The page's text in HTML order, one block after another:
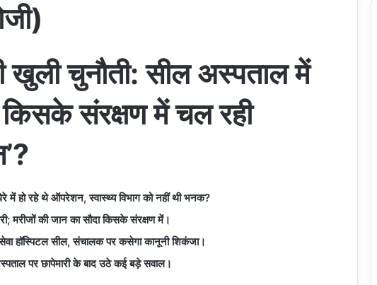
n
d
e
m
a
खुली चुनौती: सील अस्पताल में
संरक्षण में चल रही
में हो रहे थे ऑपरेशन, स्वास्थ्य विभाग को नहीं थी भनक?
मरीजों की जान का सौदा किसके संरक्षण में।
हॉस्पिटल सील, संचालक पर कसेगा कानूनी शिकंजा।
पर छापेमारी के बाद उठे कई बड़े सवाल।